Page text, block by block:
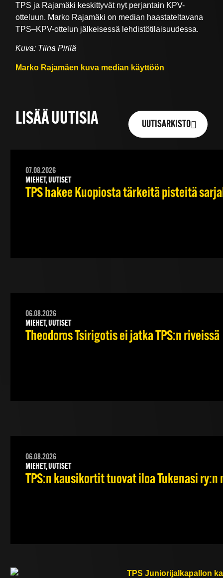
TPS ja Rajamäki keskittyvät nyt perjantain KPV-
otteluun. Marko Rajamäki on median haastateltavana
TPS–KPV-ottelun jälkeisessä lehdistötilaisuudessa.
Kuva: Tiina Pirilä
Marko Rajamäen kuva median käyttöön
LISÄÄ UUTISIA UUTISARKISTO
07.08.2026
MIEHET, UUTISET
TPS hakee Kuopiosta tärkeitä pisteitä
06.08.2026
MIEHET, UUTISET
Theodoros Tsirigotis ei jatka TPS:n riveissä
06.08.2026
MIEHET, UUTISET
TPS:n kausikortit tuovat iloa Tukenasi